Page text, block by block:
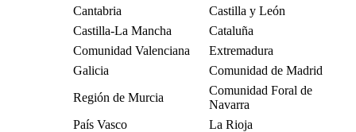
Cantabria
Castilla y León
Castilla-La Mancha
Cataluña
Comunidad Valenciana
Extremadura
Galicia
Comunidad de Madrid
Región de Murcia
Comunidad Foral de
Navarra
País Vasco
La Rioja